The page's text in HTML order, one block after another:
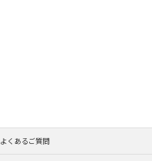
よくあるご質問